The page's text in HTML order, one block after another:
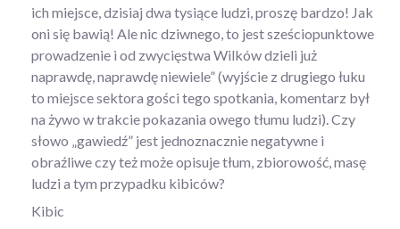
ich miejsce, dzisiaj dwa tysiące ludzi, proszę bardzo! Jak
oni się bawią! Ale nic dziwnego, to jest sześciopunktowe
prowadzenie i od zwycięstwa Wilków dzieli już
naprawdę, naprawdę niewiele” (wyjście z drugiego łuku
to miejsce sektora gości tego spotkania, komentarz był
na żywo w trakcie pokazania owego tłumu ludzi). Czy
słowo „gawiedź” jest jednoznacznie negatywne i
obraźliwe czy też może opisuje tłum, zbiorowość, masę
ludzi a tym przypadku kibiców?
Kibic